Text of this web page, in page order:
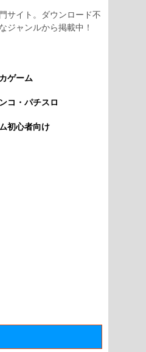
サイト。ダウンロード不
ジャンルから掲載中！
ゲーム
コ・パチスロ
初心者向け